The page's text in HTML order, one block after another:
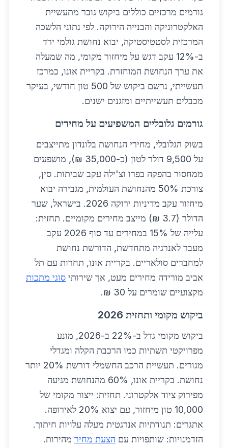
גורמים מרכזיים כוללים ביקוש גובר מתעשיית
האלקטרוניקה והבנייה הירוקה. לפי נתוני הלשכה
המרכזית לסטטיסטיקה, יבוא נחושת גולמי ירד
ב-12% עקב דגש על מיחזור מקומי, מה שמעלה
את ערך הנחושת המוחזרת. בקריית אונו, כמרכז
תעשייתי, נרשם ביקוש של 500 טון חודשי, בעיקר
מכבלים תעשייתיים ומזגנים ישנים.
גורמים גלובליים המשפיעים על מחירים
בשוק הגלובלי, מחירי הנחושת בלונדון מתייצבים
על 9,500 דולר לטון (כ-35,000 ₪), מושפעים
ממחסור בהפקה בפרו וצ'ילה עקב שביתות. סין,
צורכת 50% מהנחושת העולמית, מגבירה יבוא
מיחזור עקב מדיניות ירוקה 2026. בישראל, שער
הדולר (3.7 ₪) מייצב מחירים מקומיים. תחזית:
עלייה של 15% במחירים עד סוף 2026 עקב
מעבר לאנרגיה מתחדשת, הדורשת נחושת
למחברים סולאריים. בקריית אונו, תחרות עם תל
אביב מורידה מחירים מעט, אך שירותי סוגי מתכות
מקצועיים שומרים על 30 ₪.
ביקוש מקומי ותחזית 2026
ביקוש מקומי גדל ב-22% ב-2026, מונע
מפרויקטי תשתיות כמו הרכבת הקלה ומגדלי
מגורים. תעשיית הרכב החשמלי דורשת 20% יותר
נחושת. בקריית אונו, 60% מהנחושת מגיעה
מפירוק ציוד אלקטרוני. תחזית: ייצור מקומי של
10,000 טון מיחזור, עם יצוא 20% לאירופה.
אתגרים: תנודתיות אנרגטית מעלה עלויות חיתוך.
הזדמנויות: שותפויות עם הצעת מחיר מהירות.